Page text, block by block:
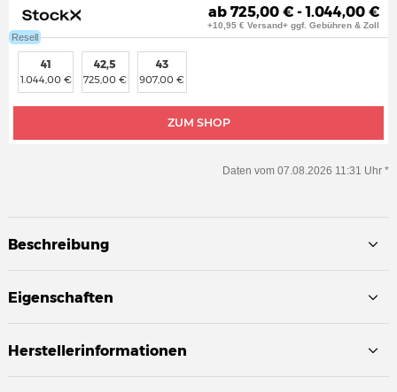
Resell
ab 725,00 € - 1.044,00 €
+10,95 € Versand+ ggf. Gebühren & Zoll
ZUM SHOP
41
1.044,00 €
42,5
725,00 €
43
907,00 €
Daten vom 07.08.2026 11:31 Uhr *
Beschreibung
Eigenschaften
Herstellerinformationen